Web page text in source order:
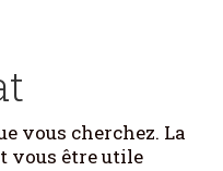
vous cherchez. La
vous être utile